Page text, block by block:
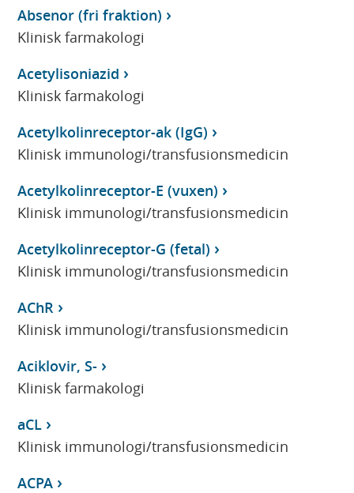
Absenor (fri fraktion)
Klinisk farmakologi
Acetylisoniazid
Klinisk farmakologi
Acetylkolinreceptor-ak (IgG)
Klinisk immunologi/transfusionsmedicin
Acetylkolinreceptor-E (vuxen)
Klinisk immunologi/transfusionsmedicin
Acetylkolinreceptor-G (fetal)
Klinisk immunologi/transfusionsmedicin
AChR
Klinisk immunologi/transfusionsmedicin
Aciklovir, S-
Klinisk farmakologi
aCL
Klinisk immunologi/transfusionsmedicin
ACPA